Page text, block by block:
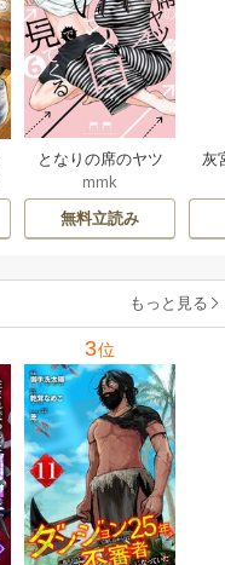
となりの席のヤツ
がそういう目で見
てくる
mmk
無料立読み
灰
もっと見る
3位